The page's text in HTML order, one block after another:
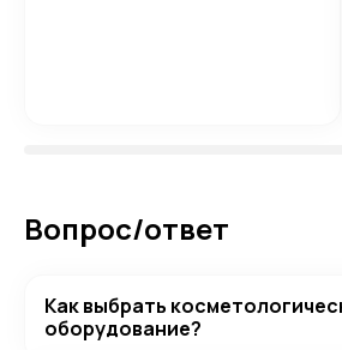
Вопрос/ответ
Как выбрать
оборудование?